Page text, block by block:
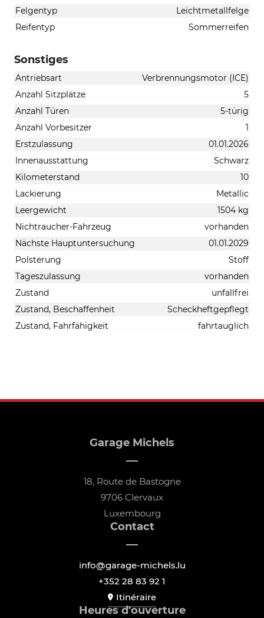
Felgentyp
Leichtmetallfelge
Reifentyp
Sommerreifen
Sonstiges
Antriebsart
Verbrennungsmotor (ICE)
Anzahl Sitzplätze
5
Anzahl Türen
5-türig
Anzahl Vorbesitzer
1
Erstzulassung
01.01.2026
Innenausstattung
Schwarz
Kilometerstand
10
Lackierung
Metallic
Leergewicht
1504 kg
Nichtraucher-Fahrzeug
vorhanden
Nächste Hauptuntersuchung
01.01.2029
Polsterung
Stoff
Tageszulassung
vorhanden
Zustand
unfallfrei
Zustand, Beschaffenheit
Scheckheftgepflegt
Zustand, Fahrfähigkeit
fahrtauglich
Garage Michels
18, Route de Bastogne
9706 Clervaux
Luxembourg
Contact
info@garage-michels.lu
+352 28 83 92 1
Itinéraire
Heures d'ouverture